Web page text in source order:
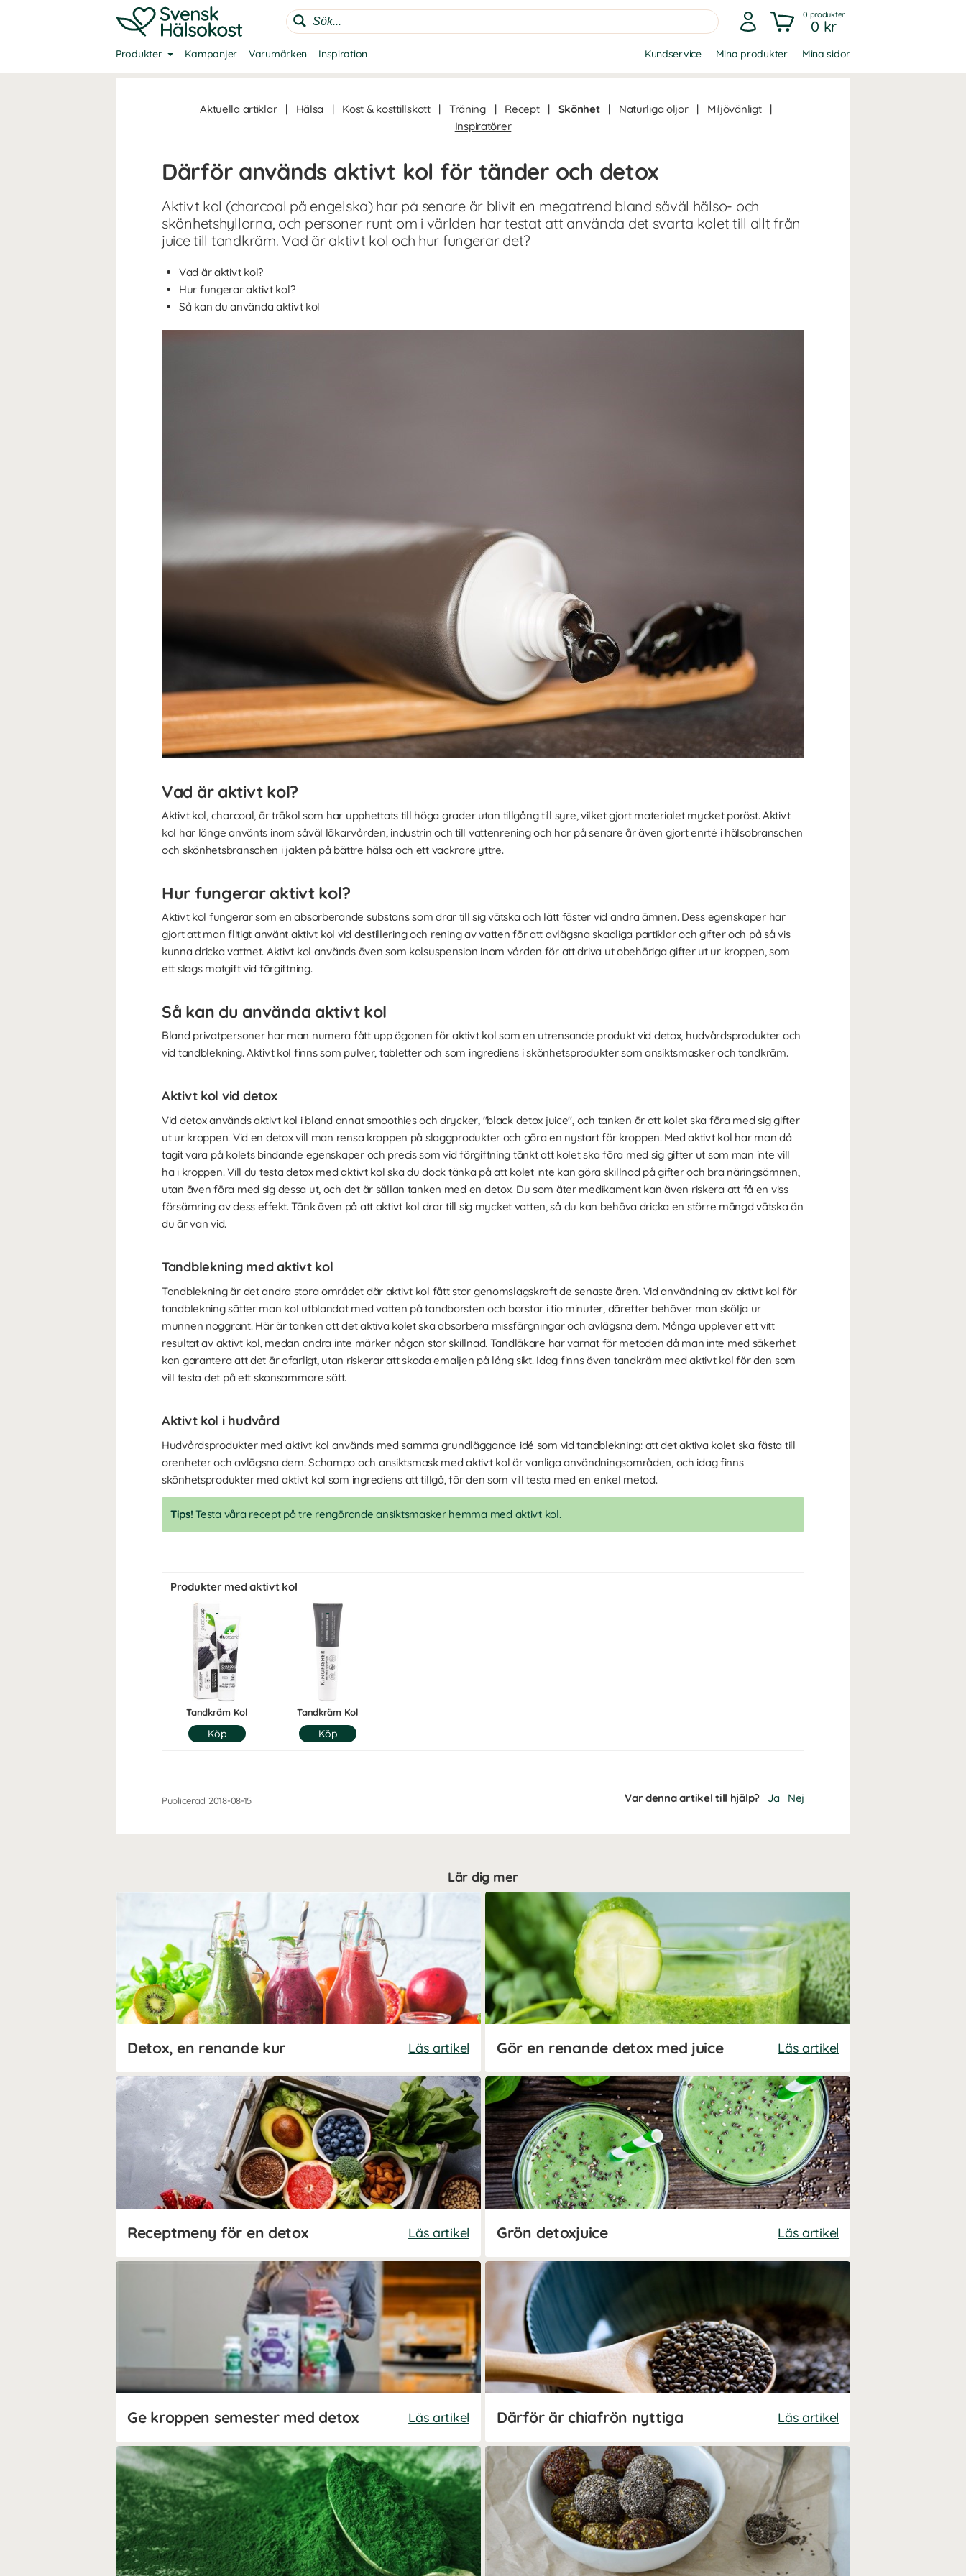
0 produkter
0 kr
Produkter Kampanjer Varumärken Inspiration Kundservice Mina produkter Mina sidor
Aktuella artiklar | Hälsa | Kost & kosttillskott | Träning | Recept | Skönhet | Naturliga oljor | Miljövänligt
|
Inspiratörer
Därför används aktivt kol för tänder och detox
Aktivt kol (charcoal på engelska) har på senare år blivit en megatrend bland såväl hälso- och
skönhetshyllorna, och personer runt om i världen har testat att använda det svarta kolet till allt från
juice till tandkräm. Vad är aktivt kol och hur fungerar det?
Vad är aktivt kol?
Hur fungerar aktivt kol?
Så kan du använda aktivt kol
Vad är aktivt kol?
Aktivt kol, charcoal, är träkol som har upphettats till höga grader utan tillgång till syre, vilket gjort materialet mycket poröst. Aktivt
kol har länge använts inom såväl läkarvården, industrin och till vattenrening och har på senare år även gjort enrté i hälsobranschen
och skönhetsbranschen i jakten på bättre hälsa och ett vackrare yttre.
Hur fungerar aktivt kol?
Aktivt kol fungerar som en absorberande substans som drar till sig vätska och lätt fäster vid andra ämnen. Dess egenskaper har
gjort att man flitigt använt aktivt kol vid destillering och rening av vatten för att avlägsna skadliga partiklar och gifter och på så vis
kunna dricka vattnet. Aktivt kol används även som kolsuspension inom vården för att driva ut obehöriga gifter ut ur kroppen, som
ett slags motgift vid förgiftning.
Så kan du använda aktivt kol
Bland privatpersoner har man numera fått upp ögonen för aktivt kol som en utrensande produkt vid detox, hudvårdsprodukter och
vid tandblekning. Aktivt kol finns som pulver, tabletter och som ingrediens i skönhetsprodukter som ansiktsmasker och tandkräm.
Aktivt kol vid detox
Vid detox används aktivt kol i bland annat smoothies och drycker, "black detox juice", och tanken är att kolet ska föra med sig gifter
ut ur kroppen. Vid en detox vill man rensa kroppen på slaggprodukter och göra en nystart för kroppen. Med aktivt kol har man då
tagit vara på kolets bindande egenskaper och precis som vid förgiftning tänkt att kolet ska föra med sig gifter ut som man inte vill
ha i kroppen. Vill du testa detox med aktivt kol ska du dock tänka på att kolet inte kan göra skillnad på gifter och bra näringsämnen,
utan även föra med sig dessa ut, och det är sällan tanken med en detox. Du som äter medikament kan även riskera att få en viss
försämring av dess effekt. Tänk även på att aktivt kol drar till sig mycket vatten, så du kan behöva dricka en större mängd vätska än
du är van vid.
Tandblekning med aktivt kol
Tandblekning är det andra stora området där aktivt kol fått stor genomslagskraft de senaste åren. Vid användning av aktivt kol för
tandblekning sätter man kol utblandat med vatten på tandborsten och borstar i tio minuter, därefter behöver man skölja ur
munnen noggrant. Här är tanken att det aktiva kolet ska absorbera missfärgningar och avlägsna dem. Många upplever ett vitt
resultat av aktivt kol, medan andra inte märker någon stor skillnad. Tandläkare har varnat för metoden då man inte med säkerhet
kan garantera att det är ofarligt, utan riskerar att skada emaljen på lång sikt. Idag finns även tandkräm med aktivt kol för den som
vill testa det på ett skonsammare sätt.
Aktivt kol i hudvård
Hudvårdsprodukter med aktivt kol används med samma grundläggande idé som vid tandblekning: att det aktiva kolet ska fästa till
orenheter och avlägsna dem. Schampo och ansiktsmask med aktivt kol är vanliga användningsområden, och idag finns
skönhetsprodukter med aktivt kol som ingrediens att tillgå, för den som vill testa med en enkel metod.
Tips! Testa våra recept på tre rengörande ansiktsmasker hemma med aktivt kol.
Produkter med aktivt kol
Tandkräm Kol Tandkräm Kol
Publicerad 2018-08-15 Var denna artikel till hjälp? Ja Nej
Lär dig mer
Detox, en renande kur Läs artikel Gör en renande detox med juice Läs artikel
Receptmeny för en detox Läs artikel Grön detoxjuice Läs artikel
Ge kroppen semester med detox Läs artikel Därför är chiafrön nyttiga Läs artikel